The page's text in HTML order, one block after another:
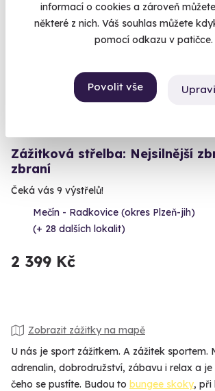
informací o cookies a zároveň
některé z nich. Váš souhlas můžete
pomocí odkazu v patičce.
Povolit vše
Volný termín už 12. 08. 2026
Zážitková střelba: Nejsilnější
zbraní
Čeká vás 9 výstřelů!
Mečín - Radkovice (okres Plzeň-jih)
(+ 28 dalších lokalit)
2 399 Kč
Zobrazit zážitky na mapě
U nás je sport zážitkem. A zážitek sportem.
adrenalin, dobrodružství, zábavu i relax a
čeho se pustíte. Budou to bungee skoky, při